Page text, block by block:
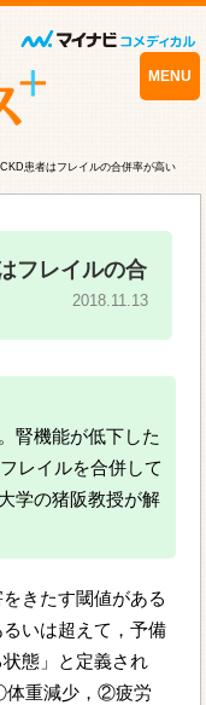
MENU
患者はフレイルの合併率が高い
フレイルの合
2018.11.13
腎機能が低下した
レイルを合併して
学の猪阪教授が解
きたす閾値がある
いは超えて，予備
態」と定義され
体重減少，②疲労